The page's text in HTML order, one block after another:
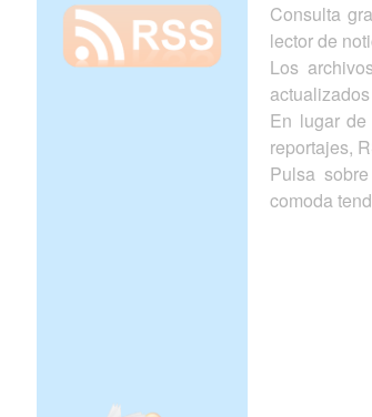
Consulta
lector de
Los
En lugar
reportajes,
Pulsa
comoda